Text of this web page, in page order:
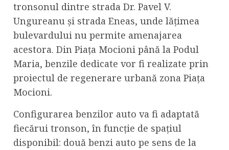
tronsonul dintre strada Dr. Pavel V.
Ungureanu și strada Eneas, unde lățimea
bulevardului nu permite amenajarea
acestora. Din Piața Mocioni până la Podul
Maria, benzile dedicate vor fi realizate prin
proiectul de regenerare urbană zona Piața
Mocioni.
Configurarea benzilor auto va fi adaptată
fiecărui tronson, în funcție de spațiul
disponibil: două benzi auto pe sens de la